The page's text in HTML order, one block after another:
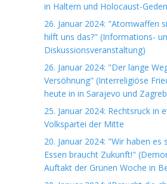
in Haltern und Holocaust-
26. Januar 2024: "Atomwaffen
hilft uns das?" (Informations-
Diskussionsveranstaltung)
26. Januar 2024: "Der lange
Versöhnung" (Interreligiöse
heute in in Sarajevo und
25. Januar 2024: Rechtsruck in
Volkspartei der Mitte
20. Januar 2024: "Wir haben es
Essen braucht Zukunft!"
Auftakt der Grünen Woche in